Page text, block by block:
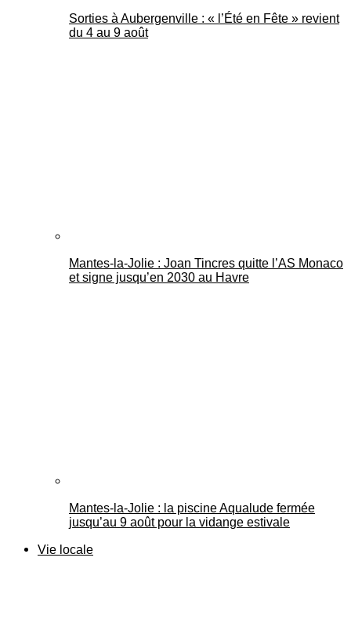
Sorties à Aubergenville : « l’Été en Fête » revient
du 4 au 9 août
Mantes-la-Jolie : Joan Tincres quitte l’AS Monaco
et signe jusqu’en 2030 au Havre
Mantes-la-Jolie : la piscine Aqualude fermée
jusqu’au 9 août pour la vidange estivale
Vie locale